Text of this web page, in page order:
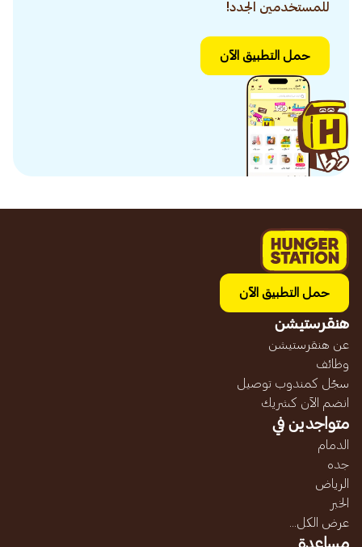
للمستخدمين الجدد!
حمل التطبيق الآن
حمل التطبيق الآن
هنقرستيشن
عن هنقرستيشن
وظائف
سجّل كمندوب توصيل
انضم الآن كشريك
متواجدين في
الدمام
جده
الرياض
الخبر
عرض الكل...